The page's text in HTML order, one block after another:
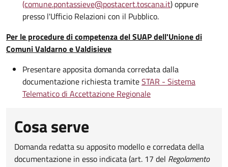
(comune.pontassieve@postacert.toscana.it) oppure
presso l'Ufficio Relazioni con il Pubblico.
Per le procedure di competenza del SUAP dell'Unione di
Comuni Valdarno e Valdisieve
Presentare apposita domanda corredata dalla
documentazione richiesta tramiteSTAR - Sistema
Telematico di Accettazione Regionale
Cosa serve
Domanda redatta su apposito modello e corredata della
documentazione in esso indicata (art. 17 del Regolamento